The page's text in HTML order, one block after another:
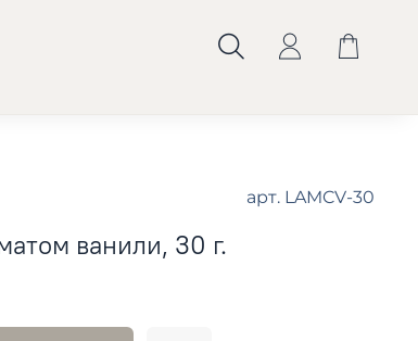
арт. LAMCV-30
ванили, 30 г.